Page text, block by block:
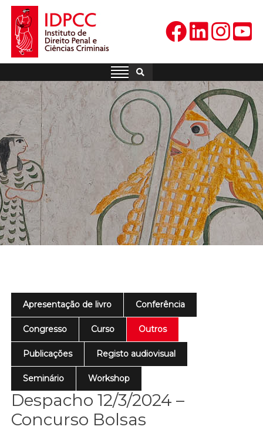
Skip
content
IDPCC
Instituto de Direito Penal e
Apresentação de livro Conferência
Congresso Curso Outros
Publicações Registo audiovisual
Seminário Workshop
Despacho 12/3/2024 –
Concurso Bolsas